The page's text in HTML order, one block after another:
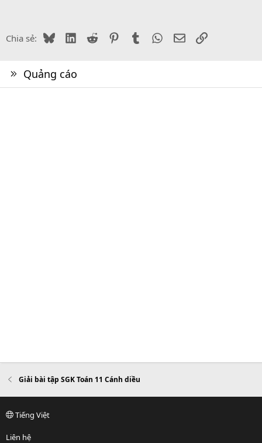
Chia sẻ: BlueskyLinkedIn
Reddit PinterestTumblr WhatsApp
EmailLink
Quảng cáo
Giải bài tập SGK Toán 11 Cánh diều
Tiếng Việt
Liên hệ